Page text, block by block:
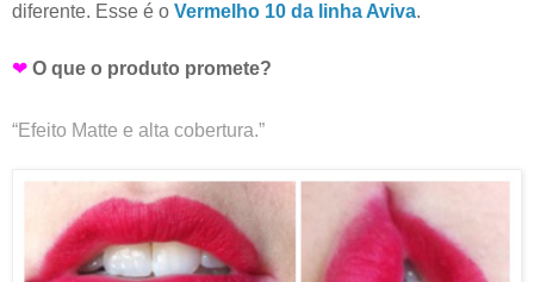
diferente. Esse é o Vermelho 10 da linha Aviva.
❤ O que o produto promete?
“Efeito Matte e alta cobertura.”